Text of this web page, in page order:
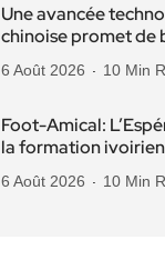
Une avancée
chinoise promet de
6 Août 2026 10 Min
Foot-Amical:
la formation
6 Août 2026 10 Min